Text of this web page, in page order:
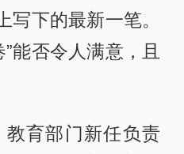
写下的最新一笔。
能否令人满意，且
育部门新任负责